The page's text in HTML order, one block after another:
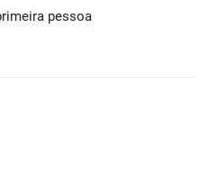
pessoa